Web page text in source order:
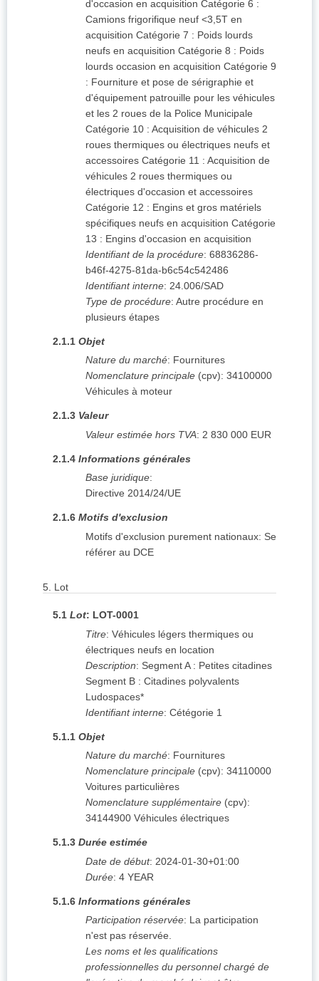
d'occasion en acquisition Catégorie 6 :
Camions frigorifique neuf <3,5T en
acquisition Catégorie 7 : Poids lourds
neufs en acquisition Catégorie 8 : Poids
lourds occasion en acquisition Catégorie 9
: Fourniture et pose de sérigraphie et
d'équipement patrouille pour les véhicules
et les 2 roues de la Police Municipale
Catégorie 10 : Acquisition de véhicules 2
roues thermiques ou électriques neufs et
accessoires Catégorie 11 : Acquisition de
véhicules 2 roues thermiques ou
électriques d'occasion et accessoires
Catégorie 12 : Engins et gros matériels
spécifiques neufs en acquisition Catégorie
13 : Engins d'occasion en acquisition
Identifiant de la procédure: 68836286-
b46f-4275-81da-b6c54c542486
Identifiant interne: 24.006/SAD
Type de procédure: Autre procédure en
plusieurs étapes
2.1.1 Objet
Nature du marché: Fournitures
Nomenclature principale (cpv): 34100000
Véhicules à moteur
2.1.3 Valeur
Valeur estimée hors TVA: 2 830 000 EUR
2.1.4 Informations générales
Base juridique:
Directive 2014/24/UE
2.1.6 Motifs d'exclusion
Motifs d'exclusion purement nationaux: Se
référer au DCE
5. Lot
5.1 Lot: LOT-0001
Titre: Véhicules légers thermiques ou
électriques neufs en location
Description: Segment A : Petites citadines
Segment B : Citadines polyvalents
Ludospaces*
Identifiant interne: Cétégorie 1
5.1.1 Objet
Nature du marché: Fournitures
Nomenclature principale (cpv): 34110000
Voitures particulières
Nomenclature supplémentaire (cpv):
34144900 Véhicules électriques
5.1.3 Durée estimée
Date de début: 2024-01-30+01:00
Durée: 4 YEAR
5.1.6 Informations générales
Participation réservée: La participation
n'est pas réservée.
Les noms et les qualifications
professionnelles du personnel chargé de